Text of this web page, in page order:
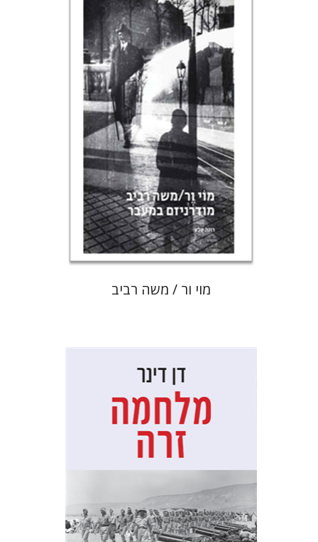
רונה סלע
הנחת אתר ספר מודפס
$89
$80
מוי ור / משה רביב
דן דינר
שאול מרמרי